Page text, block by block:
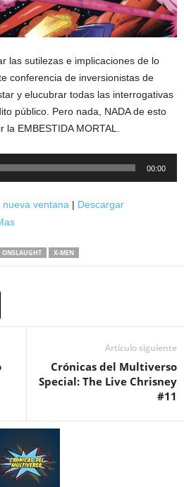
las sutilezas e implicaciones de lo
conferencia de inversionistas de
y elucubrar todas las interrogativas
público. Pero nada, NADA de esto
EMBESTIDA MORTAL.
00:00
ventana | Descargar
ONSLAUGHT X-MEN
Artículo siguiente
Crónicas del Multiverso
Special: The Live Chrisney
#11